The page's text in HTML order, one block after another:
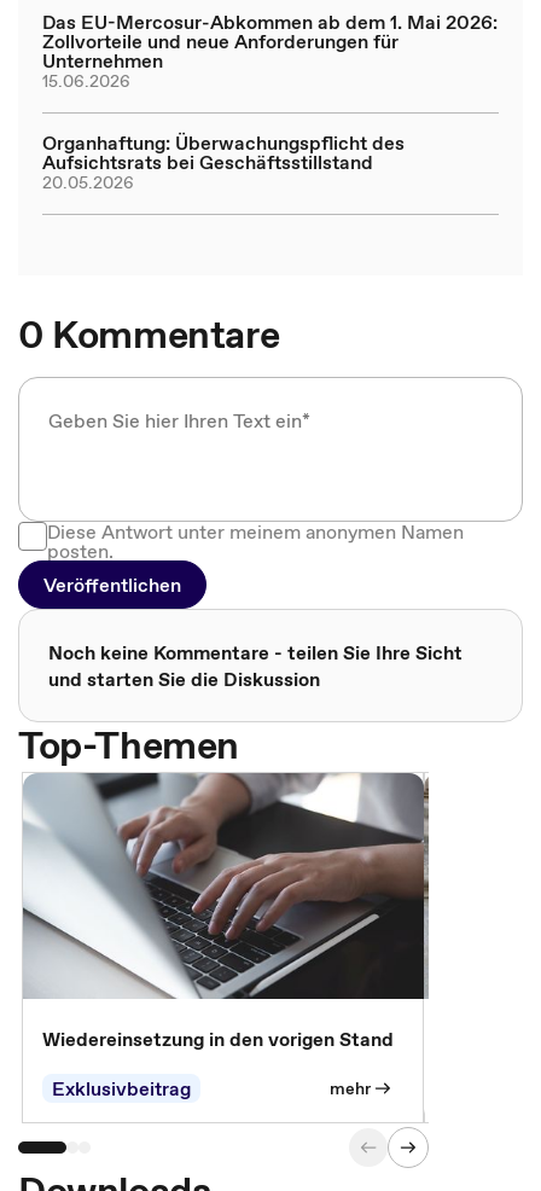
Das EU-Mercosur-Abkommen ab dem 1. Mai 2026:
Zollvorteile und neue Anforderungen für
Unternehmen
15.06.2026
Organhaftung: Überwachungspflicht des
Aufsichtsrats bei Geschäftsstillstand
20.05.2026
0 Kommentare
Diese Antwort unter meinem anonymen Namen
posten.
Veröffentlichen
Noch keine Kommentare - teilen Sie Ihre Sicht
und starten Sie die Diskussion
Top-Themen
Wiedereinsetzung in den vorigen Stand
Exklusivbeitrag
mehr